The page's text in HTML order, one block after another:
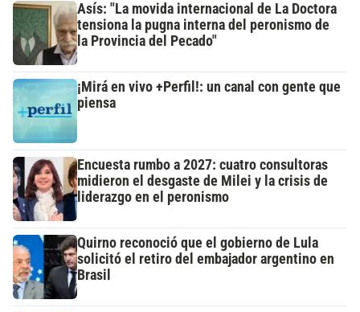
Asís: "La movida internacional de La Doctora
tensiona la pugna interna del peronismo de
la Provincia del Pecado"
¡Mirá en vivo +Perfil!: un canal con gente que
piensa
Encuesta rumbo a 2027: cuatro consultoras
midieron el desgaste de Milei y la crisis de
liderazgo en el peronismo
Quirno reconoció que el gobierno de Lula
solicitó el retiro del embajador argentino en
Brasil